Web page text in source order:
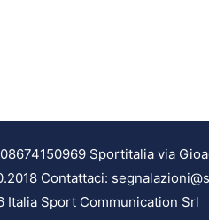
Sportitalia via
Contattaci:
Italia Sport Communication Srl